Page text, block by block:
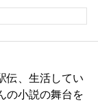
伝、生活してい
の小説の舞台を